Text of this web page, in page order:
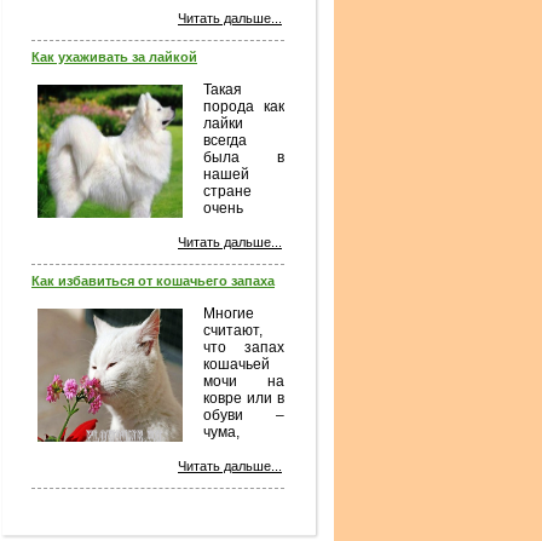
завораживающее зрелище –
скользящие в воде рыбки, за ними
можно наблюдать часами, и это не
надоедает. Кроме того,
Читать дальше...
Как ухаживать за лайкой
Такая
порода как
лайки
всегда
была в
нашей
стране
очень
популярной. Считается что эти
собаки – одни из наиболее
неприхотливых. При этом они
довольно умные, добрые, активные
и послушные. Из-за своей
конституции, лайкам просто
необходимо...
Читать дальше...
Как избавиться от кошачьего запаха
Многие
считают,
что запах
кошачьей
мочи на
ковре или в
обуви –
чума,
от которой
запаха, ведь...
Читать дальше...